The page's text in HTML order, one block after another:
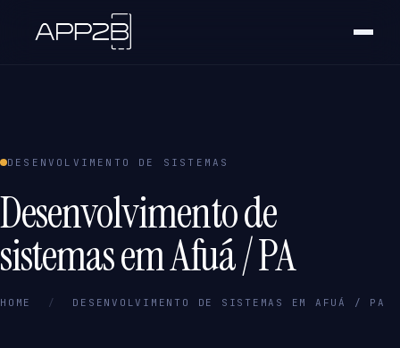
DESENVOLVIMENTO DE SISTEMAS
Desenvolvimento de
sistemas em Afuá / PA
HOME / DESENVOLVIMENTO DE SISTEMAS EM AFUÁ / PA